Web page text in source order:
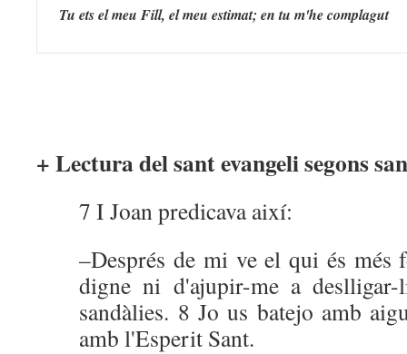
Tu ets el meu Fill, el meu estimat; en tu m'he complagut
+ Lectura del sant evangeli segons
7 I Joan predicava així:
–Després de mi ve el qui és
digne ni d'ajupir-me a
sandàlies. 8 Jo us batejo amb
amb l'Esperit Sant.